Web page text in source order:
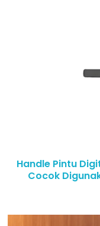
Handle Pintu
Cocok